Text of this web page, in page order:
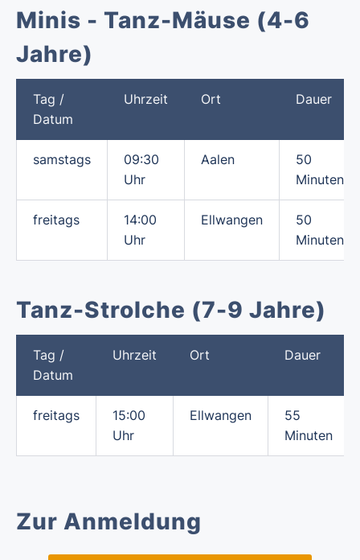
Minis - Tanz-Mäuse (4-6
Jahre)
Tag /
Datum
Uhrzeit Ort Dauer
samstags
09:30
Uhr
Aalen
50
Minuten
freitags
14:00
Uhr
Ellwangen
50
Minuten
Tanz-Strolche (7-9 Jahre)
Tag /
Datum
Uhrzeit Ort Dauer
freitags
15:00
Uhr
Ellwangen
55
Minuten
Zur Anmeldung